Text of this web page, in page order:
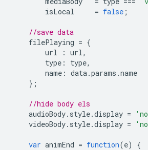
isLocal
= false ;
//save data
filePlaying = {
url
: url,
type : type,
name : data.params .name
};
//hide body els
audioBody. style.display =
videoBody. style.display =
var animEnd = function(e) {